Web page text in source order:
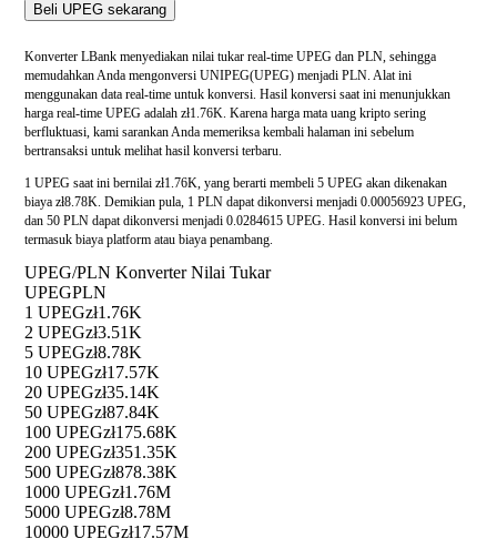
Beli UPEG sekarang
Konverter LBank menyediakan nilai tukar real-time UPEG dan PLN, sehingga
memudahkan Anda mengonversi UNIPEG(UPEG) menjadi PLN. Alat ini
menggunakan data real-time untuk konversi. Hasil konversi saat ini menunjukkan
harga real-time UPEG adalah zł1.76K. Karena harga mata uang kripto sering
berfluktuasi, kami sarankan Anda memeriksa kembali halaman ini sebelum
bertransaksi untuk melihat hasil konversi terbaru.
1 UPEG saat ini bernilai zł1.76K, yang berarti membeli 5 UPEG akan dikenakan
biaya zł8.78K. Demikian pula, 1 PLN dapat dikonversi menjadi 0.00056923 UPEG,
dan 50 PLN dapat dikonversi menjadi 0.0284615 UPEG. Hasil konversi ini belum
termasuk biaya platform atau biaya penambang.
UPEG/PLN Konverter Nilai Tukar
UPEGPLN
1 UPEGzł1.76K
2 UPEGzł3.51K
5 UPEGzł8.78K
10 UPEGzł17.57K
20 UPEGzł35.14K
50 UPEGzł87.84K
100 UPEGzł175.68K
200 UPEGzł351.35K
500 UPEGzł878.38K
1000 UPEGzł1.76M
5000 UPEGzł8.78M
10000 UPEGzł17.57M